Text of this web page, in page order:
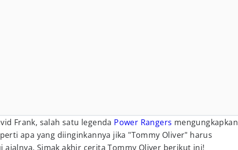
Frank, salah satu legenda Power Rangers mengungkapkan
apa yang diinginkannya jika "Tommy Oliver" harus
ajalnya. Simak akhir cerita Tommy Oliver berikut ini!